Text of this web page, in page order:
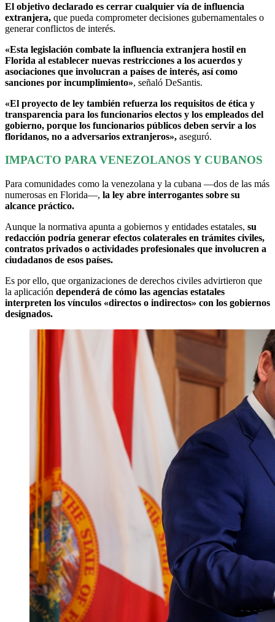
El objetivo declarado es cerrar cualquier vía de influencia
extranjera, que pueda comprometer decisiones gubernamentales o
generar conflictos de interés.
«Esta legislación combate la influencia extranjera hostil en
Florida al establecer nuevas restricciones a los acuerdos y
asociaciones que involucran a países de interés, así como
sanciones por incumplimiento», señaló DeSantis.
«El proyecto de ley también refuerza los requisitos de ética y
transparencia para los funcionarios electos y los empleados del
gobierno, porque los funcionarios públicos deben servir a los
floridanos, no a adversarios extranjeros», aseguró.
IMPACTO PARA VENEZOLANOS Y CUBANOS
Para comunidades como la venezolana y la cubana —dos de las más
numerosas en Florida—, la ley abre interrogantes sobre su
alcance práctico.
Aunque la normativa apunta a gobiernos y entidades estatales, su
redacción podría generar efectos colaterales en trámites civiles,
contratos privados o actividades profesionales que involucren a
ciudadanos de esos países.
Es por ello, que organizaciones de derechos civiles advirtieron que
la aplicación dependerá de cómo las agencias estatales
interpreten los vínculos «directos o indirectos» con los gobiernos
designados.